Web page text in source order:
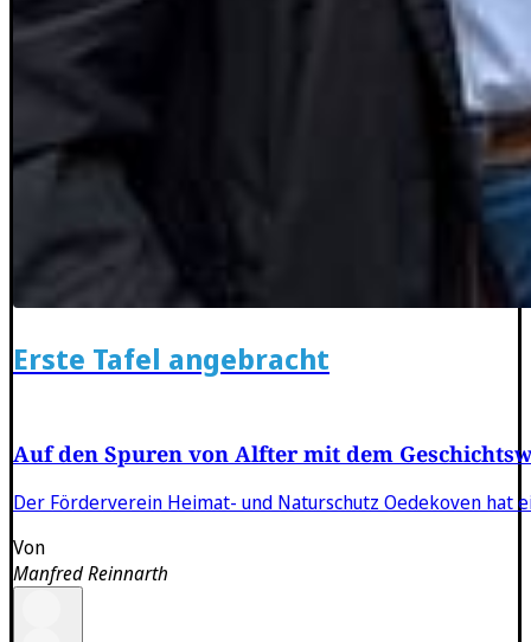
Erste Tafel angebracht
Auf den Spuren von Alfter mit dem
Der Förderverein Heimat- und Naturschutz Oedekoven hat
Von
Manfred Reinnarth